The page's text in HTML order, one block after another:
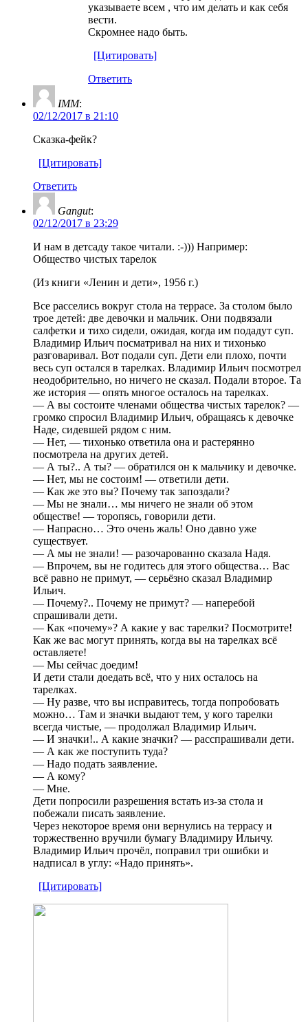
указываете всем , что им делать и как себя
вести.
Скромнее надо быть.
[Цитировать]
Ответить
IMM:
02/12/2017 в 21:10
Сказка-фейк?
[Цитировать]
Ответить
Gangut:
02/12/2017 в 23:29
И нам в детсаду такое читали. :-))) Например:
Общество чистых тарелок
(Из книги «Ленин и дети», 1956 г.)
Все расселись вокруг стола на террасе. За столом было
трое детей: две девочки и мальчик. Они подвязали
салфетки и тихо сидели, ожидая, когда им подадут суп.
Владимир Ильич посматривал на них и тихонько
разговаривал. Вот подали суп. Дети ели плохо, почти
весь суп остался в тарелках. Владимир Ильич посмотрел
неодобрительно, но ничего не сказал. Подали второе. Та
же история — опять многое осталось на тарелках.
— А вы состоите членами общества чистых тарелок? —
громко спросил Владимир Ильич, обращаясь к девочке
Наде, сидевшей рядом с ним.
— Нет, — тихонько ответила она и растерянно
посмотрела на других детей.
— А ты?.. А ты? — обратился он к мальчику и девочке.
— Нет, мы не состоим! — ответили дети.
— Как же это вы? Почему так запоздали?
— Мы не знали… мы ничего не знали об этом
обществе! — торопясь, говорили дети.
— Напрасно… Это очень жаль! Оно давно уже
существует.
— А мы не знали! — разочарованно сказала Надя.
— Впрочем, вы не годитесь для этого общества… Вас
всё равно не примут, — серьёзно сказал Владимир
Ильич.
— Почему?.. Почему не примут? — наперебой
спрашивали дети.
— Как «почему»? А какие у вас тарелки? Посмотрите!
Как же вас могут принять, когда вы на тарелках всё
оставляете!
— Мы сейчас доедим!
И дети стали доедать всё, что у них осталось на
тарелках.
— Ну разве, что вы исправитесь, тогда попробовать
можно… Там и значки выдают тем, у кого тарелки
всегда чистые, — продолжал Владимир Ильич.
— И значки!.. А какие значки? — расспрашивали дети.
— А как же поступить туда?
— Надо подать заявление.
— А кому?
— Мне.
Дети попросили разрешения встать из-за стола и
побежали писать заявление.
Через некоторое время они вернулись на террасу и
торжественно вручили бумагу Владимиру Ильичу.
Владимир Ильич прочёл, поправил три ошибки и
надписал в углу: «Надо принять».
[Цитировать]